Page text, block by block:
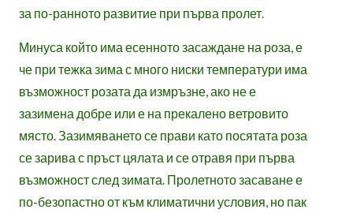
за по-ранното развитие при първа пролет.
Минуса който има есенното засаждане на роза, е
че при тежка зима с много ниски температури има
възможност розата да измръзне, ако не е
зазимена добре или е на прекалено ветровито
място. Зазимяването се прави като посятата роза
се зарива с пръст цялата и се отравя при първа
възможност след зимата. Пролетното засаване е
по-безопастно от към климатични условия, но пак